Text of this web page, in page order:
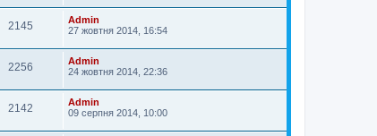
2145
Admin
27 жовтня 2014, 16:54
2256
Admin
24 жовтня 2014, 22:36
2142
Admin
09 серпня 2014, 10:00